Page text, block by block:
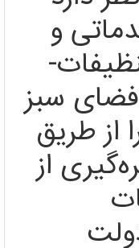
و
سبز
طریق
از